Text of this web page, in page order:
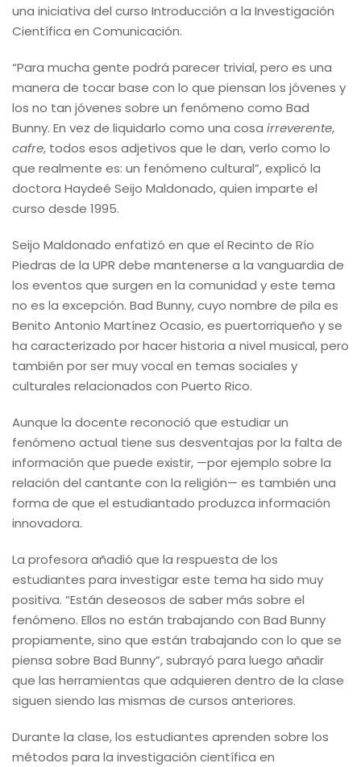
una iniciativa del curso Introducción a la Investigación
Científica en Comunicación.
“Para mucha gente podrá parecer trivial, pero es una
manera de tocar base con lo que piensan los jóvenes y
los no tan jóvenes sobre un fenómeno como Bad
Bunny. En vez de liquidarlo como una cosa irreverente,
cafre, todos esos adjetivos que le dan, verlo como lo
que realmente es: un fenómeno cultural”, explicó la
doctora Haydeé Seijo Maldonado, quien imparte el
curso desde 1995.
Seijo Maldonado enfatizó en que el Recinto de Río
Piedras de la UPR debe mantenerse a la vanguardia de
los eventos que surgen en la comunidad y este tema
no es la excepción. Bad Bunny, cuyo nombre de pila es
Benito Antonio Martínez Ocasio, es puertorriqueño y se
ha caracterizado por hacer historia a nivel musical, pero
también por ser muy vocal en temas sociales y
culturales relacionados con Puerto Rico.
Aunque la docente reconoció que estudiar un
fenómeno actual tiene sus desventajas por la falta de
información que puede existir, —por ejemplo sobre la
relación del cantante con la religión— es también una
forma de que el estudiantado produzca información
innovadora.
La profesora añadió que la respuesta de los
estudiantes para investigar este tema ha sido muy
positiva. “Están deseosos de saber más sobre el
fenómeno. Ellos no están trabajando con Bad Bunny
propiamente, sino que están trabajando con lo que se
piensa sobre Bad Bunny”, subrayó para luego añadir
que las herramientas que adquieren dentro de la clase
siguen siendo las mismas de cursos anteriores.
Durante la clase, los estudiantes aprenden sobre los
métodos para la investigación científica en